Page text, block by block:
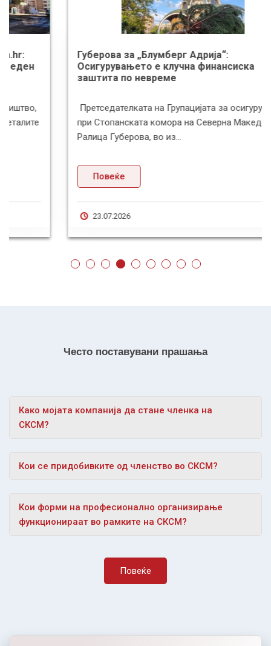
Губерова за „Блумберг Адрија“:
Осигурувањето е клучна финансиска
заштита по невреме
Претседателката на Групацијата за осигурување
при Стопанската комора на Северна Македонија,
Ралица Губерова, во из...
23.07.2026
Често поставувани прашања
Како мојата компанија да стане членка на
СКСМ?
Кои се придобивките од членство во СКСМ?
Кои форми на професионално организирање
функционираат во рамките на СКСМ?
Повеќе